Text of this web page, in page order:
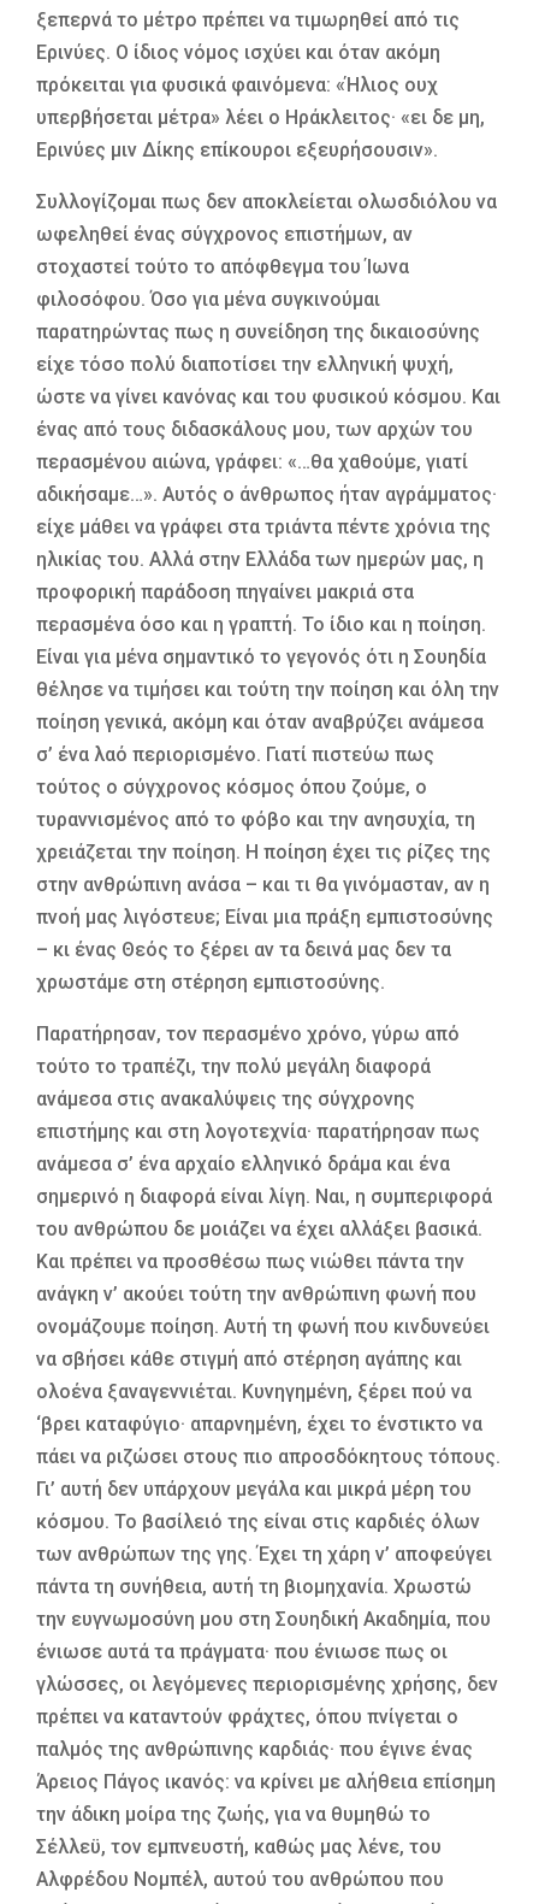
ξεπερνά το μέτρο πρέπει να τιμωρηθεί από τις
Ερινύες. O ίδιος νόμος ισχύει και όταν ακόμη
πρόκειται για φυσικά φαινόμενα: «Ήλιος ουχ
υπερβήσεται μέτρα» λέει ο Ηράκλειτος· «ει δε μη,
Ερινύες μιν Δίκης επίκουροι εξευρήσουσιν».
Συλλογίζομαι πως δεν αποκλείεται ολωσδιόλου να
ωφεληθεί ένας σύγχρονος επιστήμων, αν
στοχαστεί τούτο το απόφθεγμα του Ίωνα
φιλοσόφου. Όσο για μένα συγκινούμαι
παρατηρώντας πως η συνείδηση της δικαιοσύνης
είχε τόσο πολύ διαποτίσει την ελληνική ψυχή,
ώστε να γίνει κανόνας και του φυσικού κόσμου. Και
ένας από τους διδασκάλους μου, των αρχών του
περασμένου αιώνα, γράφει: «…θα χαθούμε, γιατί
αδικήσαμε…». Αυτός ο άνθρωπος ήταν αγράμματος·
είχε μάθει να γράφει στα τριάντα πέντε χρόνια της
ηλικίας του. Αλλά στην Ελλάδα των ημερών μας, η
προφορική παράδοση πηγαίνει μακριά στα
περασμένα όσο και η γραπτή. Το ίδιο και η ποίηση.
Είναι για μένα σημαντικό το γεγονός ότι η Σουηδία
θέλησε να τιμήσει και τούτη την ποίηση και όλη την
ποίηση γενικά, ακόμη και όταν αναβρύζει ανάμεσα
σ’ ένα λαό περιορισμένο. Γιατί πιστεύω πως
τούτος ο σύγχρονος κόσμος όπου ζούμε, ο
τυραννισμένος από το φόβο και την ανησυχία, τη
χρειάζεται την ποίηση. Η ποίηση έχει τις ρίζες της
στην ανθρώπινη ανάσα – και τι θα γινόμασταν, αν η
πνοή μας λιγόστευε; Είναι μια πράξη εμπιστοσύνης
– κι ένας Θεός το ξέρει αν τα δεινά μας δεν τα
χρωστάμε στη στέρηση εμπιστοσύνης.
Παρατήρησαν, τον περασμένο χρόνο, γύρω από
τούτο το τραπέζι, την πολύ μεγάλη διαφορά
ανάμεσα στις ανακαλύψεις της σύγχρονης
επιστήμης και στη λογοτεχνία· παρατήρησαν πως
ανάμεσα σ’ ένα αρχαίο ελληνικό δράμα και ένα
σημερινό η διαφορά είναι λίγη. Ναι, η συμπεριφορά
του ανθρώπου δε μοιάζει να έχει αλλάξει βασικά.
Και πρέπει να προσθέσω πως νιώθει πάντα την
ανάγκη ν’ ακούει τούτη την ανθρώπινη φωνή που
ονομάζουμε ποίηση. Αυτή τη φωνή που κινδυνεύει
να σβήσει κάθε στιγμή από στέρηση αγάπης και
ολοένα ξαναγεννιέται. Κυνηγημένη, ξέρει πού να
‘βρει καταφύγιο· απαρνημένη, έχει το ένστικτο να
πάει να ριζώσει στους πιο απροσδόκητους τόπους.
Γι’ αυτή δεν υπάρχουν μεγάλα και μικρά μέρη του
κόσμου. Το βασίλειό της είναι στις καρδιές όλων
των ανθρώπων της γης. Έχει τη χάρη ν’ αποφεύγει
πάντα τη συνήθεια, αυτή τη βιομηχανία. Χρωστώ
την ευγνωμοσύνη μου στη Σουηδική Ακαδημία, που
ένιωσε αυτά τα πράγματα· που ένιωσε πως οι
γλώσσες, οι λεγόμενες περιορισμένης χρήσης, δεν
πρέπει να καταντούν φράχτες, όπου πνίγεται ο
παλμός της ανθρώπινης καρδιάς· που έγινε ένας
Άρειος Πάγος ικανός: να κρίνει με αλήθεια επίσημη
την άδικη μοίρα της ζωής, για να θυμηθώ το
Σέλλεϋ, τον εμπνευστή, καθώς μας λένε, του
Αλφρέδου Νομπέλ, αυτού του ανθρώπου που